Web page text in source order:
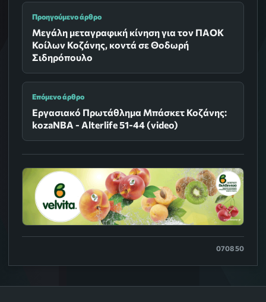
Προηγούμενο άρθρο
Μεγάλη μεταγραφική κίνηση για τον ΠΑΟΚ
Κοίλων Κοζάνης, κοντά σε Θοδωρή
Σιδηρόπουλο
Επόμενο άρθρο
Εργασιακό Πρωτάθλημα Μπάσκετ Κοζάνης:
kozaNBA - Alterlife 51-44 (video)
0708 50